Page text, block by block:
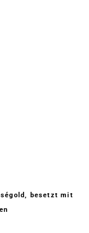
besetzt mit